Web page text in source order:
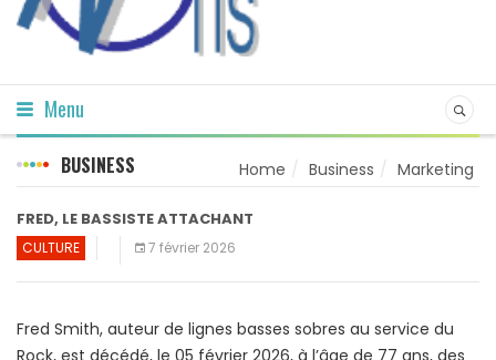
Menu
BUSINESS Home Business Marketing
FRED, LE BASSISTE ATTACHANT
CULTURE 7 février 2026
Fred Smith, auteur de lignes basses sobres au service du
Rock, est décédé, le 05 février 2026, à l’âge de 77 ans, des